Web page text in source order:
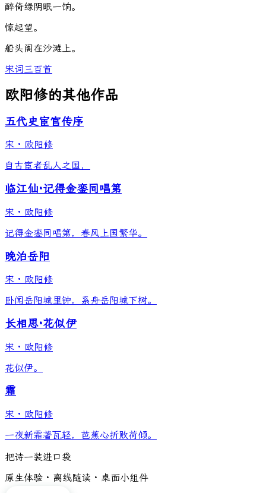
醉倚绿阴眠一饷。
惊起望。
船头阁在沙滩上。
宋词三百首
欧阳修的其他作品
五代史宦官传序
宋 · 欧阳修
自古宦者乱人之国，
临江仙·记得金銮同唱第
宋 · 欧阳修
记得金銮同唱第，春风上国繁华。
晚泊岳阳
宋 · 欧阳修
卧闻岳阳城里钟，系舟岳阳城下树。
长相思·花似伊
宋 · 欧阳修
花似伊。
霜
宋 · 欧阳修
一夜新霜著瓦轻，芭蕉心折败荷倾。
把诗一装进口袋
原生体验 · 离线随读 · 桌面小组件